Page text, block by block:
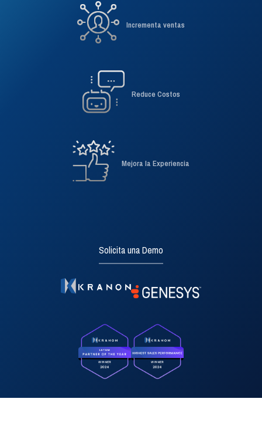
Incrementa ventas
Reduce Costos
Mejora la Experiencia
Solicita una Demo